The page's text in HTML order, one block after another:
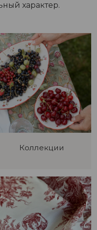
характер.
Коллекции